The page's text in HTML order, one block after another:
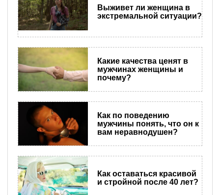
Выживет ли женщина в
экстремальной ситуации?
Какие качества ценят в
мужчинах женщины и
почему?
Как по поведению
мужчины понять, что он к
вам неравнодушен?
Как оставаться красивой
и стройной после 40 лет?